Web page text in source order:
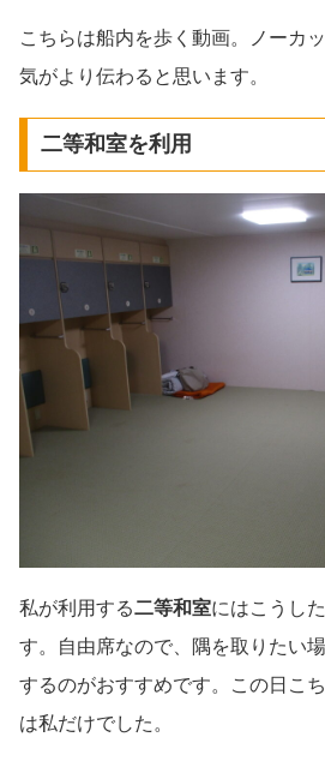
こちらは船内を歩く動画。ノーカ
気がより伝わると思います。
二等和室を利用
私が利用する二等和室にはこうし
す。自由席なので、隅を取りたい
するのがおすすめです。この日こ
は私だけでした。